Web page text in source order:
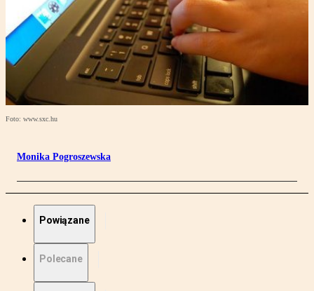
Foto: www.sxc.hu
Monika Pogroszewska
Powiązane
Polecane